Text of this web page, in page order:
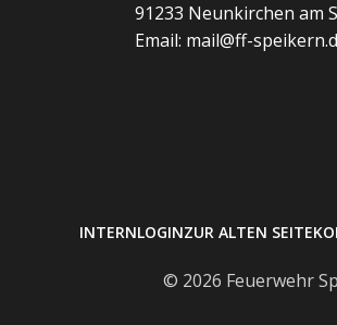
91233 Neunkirchen am
Email: mail@ff-
INTERNLOGINZUR ALTEN SEITE
© 2026 Feuerwehr